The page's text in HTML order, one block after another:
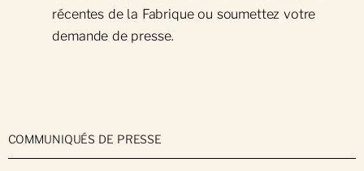
récentes de la Fabrique ou soumettez votre
demande de presse.
COMMUNIQUÉS DE PRESSE